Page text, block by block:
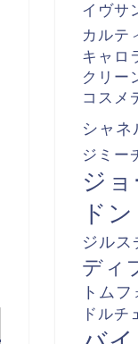
イヴサ
カルテ
キャロ
クリー
コスメ
シャネ
ジミー
ジ
ドン
ジルス
ディ
トム
ドルチ